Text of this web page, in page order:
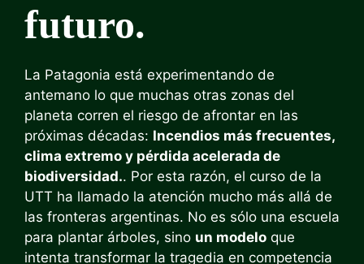
futuro.
La Patagonia está experimentando de
antemano lo que muchas otras zonas del
planeta corren el riesgo de afrontar en las
próximas décadas: Incendios más frecuentes,
clima extremo y pérdida acelerada de
biodiversidad.. Por esta razón, el curso de la
UTT ha llamado la atención mucho más allá de
las fronteras argentinas. No es sólo una escuela
para plantar árboles, sino un modelo que
intenta transformar la tragedia en competencia